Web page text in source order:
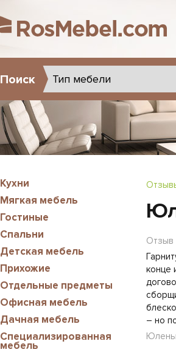
Поиск
Кухни
Мягкая мебель
Гостиные
Спальни
Детская мебель
Прихожие
Отдельные предметы
Офисная мебель
Дачная мебель
Специализированная
мебель
Отзыв
конце
– но